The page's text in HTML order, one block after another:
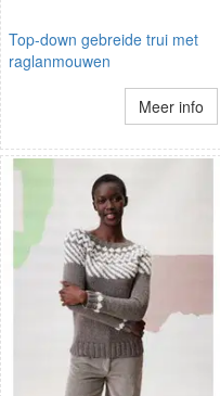
Top-down gebreide trui met
raglanmouwen
Meer info